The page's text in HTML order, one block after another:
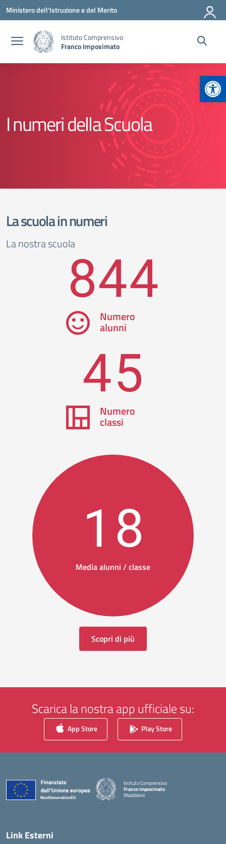
Vai ai contenuti
Vai al menu di navigazione
Vai al footer
Ministero dell'Istruzione e del Merito
Istituto Comprensivo
Franco Imposimato
I numeri della Scuola
La scuola in numeri
La nostra scuola844
Numero
alunni
45
Numero
classi
18
Media alunni / classe
Scopri di più
Scarica la nostra app ufficiale su:
App Store Play Store
Istituto Comprensivo
Franco Imposimato
Maddaloni
Link Esterni